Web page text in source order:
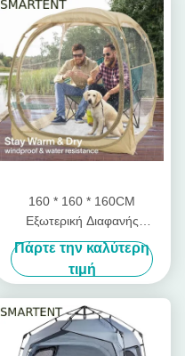
160 * 160 * 160CM
Εξωτερική Διαφανής
Καμπινγκ Pop Up Τάντα με
ισχυρό χάλυβα πλαίσιο UV
προστασία Πολυέστερο
Πάρτε την καλύτερη
τιμή